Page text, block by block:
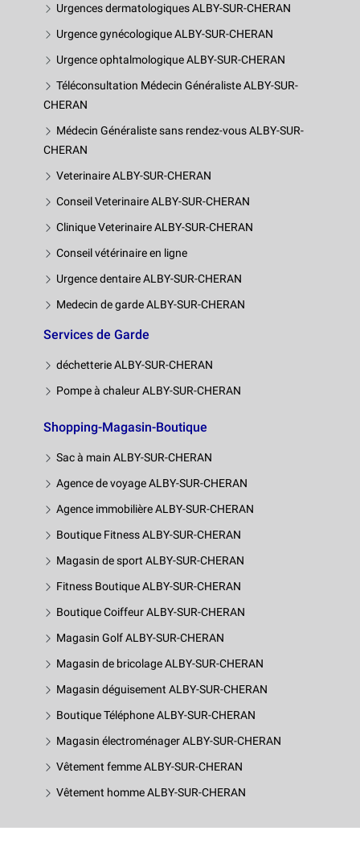
Urgences dermatologiques ALBY-SUR-CHERAN
Urgence gynécologique ALBY-SUR-CHERAN
Urgence ophtalmologique ALBY-SUR-CHERAN
Téléconsultation Médecin Généraliste ALBY-SUR-
CHERAN
Médecin Généraliste sans rendez-vous ALBY-SUR-
CHERAN
Veterinaire ALBY-SUR-CHERAN
Conseil Veterinaire ALBY-SUR-CHERAN
Clinique Veterinaire ALBY-SUR-CHERAN
Conseil vétérinaire en ligne
Urgence dentaire ALBY-SUR-CHERAN
Medecin de garde ALBY-SUR-CHERAN
Services de Garde
déchetterie ALBY-SUR-CHERAN
Pompe à chaleur ALBY-SUR-CHERAN
Shopping-Magasin-Boutique
Sac à main ALBY-SUR-CHERAN
Agence de voyage ALBY-SUR-CHERAN
Agence immobilière ALBY-SUR-CHERAN
Boutique Fitness ALBY-SUR-CHERAN
Magasin de sport ALBY-SUR-CHERAN
Fitness Boutique ALBY-SUR-CHERAN
Boutique Coiffeur ALBY-SUR-CHERAN
Magasin Golf ALBY-SUR-CHERAN
Magasin de bricolage ALBY-SUR-CHERAN
Magasin déguisement ALBY-SUR-CHERAN
Boutique Téléphone ALBY-SUR-CHERAN
Magasin électroménager ALBY-SUR-CHERAN
Vêtement femme ALBY-SUR-CHERAN
Vêtement homme ALBY-SUR-CHERAN